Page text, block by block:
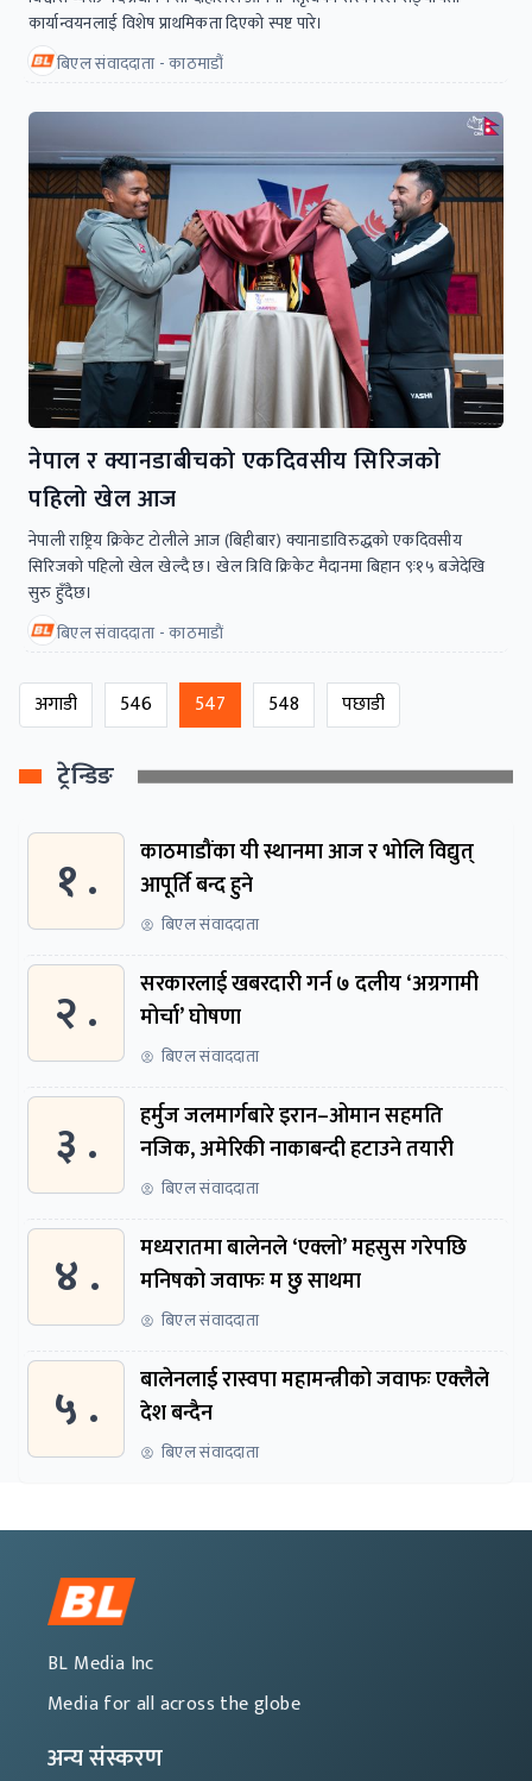
कार्यान्वयनलाई विशेष प्राथमिकता दिएको स्पष्ट पारे।
बिएल संवाददाता - काठमाडौं
नेपाल र क्यानडाबीचको एकदिवसीय सिरिजको
पहिलो खेल आज
नेपाली राष्ट्रिय क्रिकेट टाेलीले आज (बिहीबार) क्यानाडाविरुद्धको एकदिवसीय
सिरिजको पहिलो खेल खेल्दै छ। खेल त्रिवि क्रिकेट मैदानमा बिहान ९ः१५ बजेदेखि
सुरु हुँदैछ।
बिएल संवाददाता - काठमाडाैं
अगाडी 546 547 548 पछाडी
ट्रेन्डिङ
१ .
काठमाडौंका यी स्थानमा आज र भोलि विद्युत्
आपूर्ति बन्द हुने
बिएल संवाददाता
२ .
सरकारलाई खबरदारी गर्न ७ दलीय ‘अग्रगामी
मोर्चा’ घोषणा
बिएल संवाददाता
३ .
हर्मुज जलमार्गबारे इरान–ओमान सहमति
नजिक, अमेरिकी नाकाबन्दी हटाउने तयारी
बिएल संवाददाता
४ .
मध्यरातमा बालेनले ‘एक्लो’ महसुस गरेपछि
मनिषको जवाफः म छु साथमा
बिएल संवाददाता
५ .
बालेनलाई रास्वपा महामन्त्रीको जवाफः एक्लैले
देश बन्दैन
बिएल संवाददाता
BL Media Inc
Media for all across the globe
अन्य संस्करण